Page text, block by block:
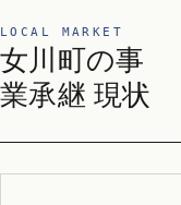
LOCAL MARKET
女川町の事
業承継 現状